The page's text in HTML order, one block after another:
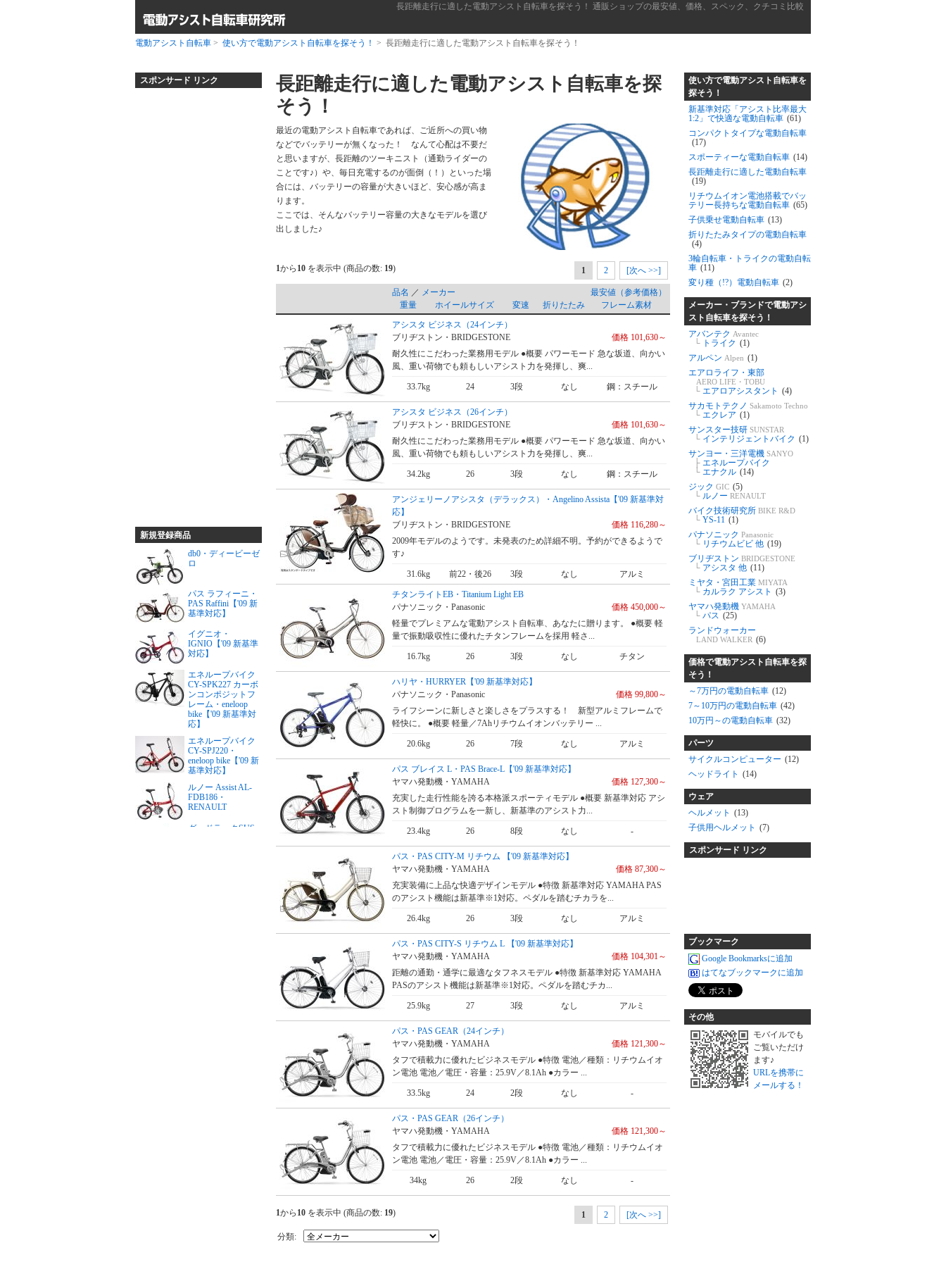
長距離走行に適した電動アシスト自転車を探そう！ 通販ショップの最安値、価格、スペック、クチコミ比較
電動アシスト自転車 > 使い方で電動アシスト自転車を探そう！ > 長距離走行に適した電動アシスト自転車を探そう！
スポンサード リンク
新規登録商品
db0・ディービーゼ
ロ
パス ラフィーニ・
PAS Raffini【'09 新
基準対応】
イグニオ・
IGNIO【'09 新基準
対応】
エネループバイク
CY-SPK227 カーボ
ンコンポジットフ
レーム・eneloop
bike【'09 新基準対
応】
エネループバイク
CY-SPJ220・
eneloop bike【'09 新
基準対応】
ルノー Assist AL-
FDB186・
RENAULT
グッドラックSUS
長距離走行に適した電動アシスト自転車を探
そう！
最近の電動アシスト自転車であれば、ご近所への買い物
などでバッテリーが無くなった！ なんて心配は不要だ
と思いますが、長距離のツーキニスト（通勤ライダーの
ことです♪）や、毎日充電するのが面倒（！）といった場
合には、バッテリーの容量が大きいほど、安心感が高ま
ります。
ここでは、そんなバッテリー容量の大きなモデルを選び
出しました♪
1から 10 を表示中 (商品の数: 19) 1 2 [次へ >>]
品名 ／ メーカー
最安値（参考価格）
重量
ホイールサイズ 変速 折りたたみ
フレーム素材
アシスタ ビジネス（24インチ）
ブリヂストン・BRIDGESTONE
価格 101,630～
耐久性にこだわった業務用モデル ●概要 パワーモード 急な坂道、向かい
風、重い荷物でも頼もしいアシスト力を発揮し、爽...
33.7kg 24 3段 なし 鋼：スチール
アシスタ ビジネス（26インチ）
ブリヂストン・BRIDGESTONE
価格 101,630～
耐久性にこだわった業務用モデル ●概要 パワーモード 急な坂道、向かい
風、重い荷物でも頼もしいアシスト力を発揮し、爽...
34.2kg 26 3段 なし 鋼：スチール
アンジェリーノアシスタ（デラックス）・Angelino Assista【'09 新基準対
応】
ブリヂストン・BRIDGESTONE
価格 116,280～
2009年モデルのようです。未発表のため詳細不明。予約ができるようで
す♪
31.6kg 前22・後26 3段 なし アルミ
チタンライトEB・Titanium Light EB
パナソニック・Panasonic
価格 450,000～
軽量でプレミアムな電動アシスト自転車、あなたに贈ります。 ●概要 軽
量で振動吸収性に優れたチタンフレームを採用 軽さ...
16.7kg 26 3段 なし チタン
ハリヤ・HURRYER【'09 新基準対応】
パナソニック・Panasonic
価格 99,800～
ライフシーンに新しさと楽しさをプラスする！ 新型アルミフレームで
軽快に。 ●概要 軽量／7Ahリチウムイオンバッテリー ...
20.6kg 26 7段 なし アルミ
パス ブレイス L・PAS Brace-L【'09 新基準対応】
ヤマハ発動機・YAMAHA
価格 127,300～
充実した走行性能を誇る本格派スポーティモデル ●概要 新基準対応 アシ
スト制御プログラムを一新し、新基準のアシスト力...
23.4kg 26 8段 なし -
パス・PAS CITY-M リチウム 【'09 新基準対応】
ヤマハ発動機・YAMAHA
価格 87,300～
充実装備に上品な快適デザインモデル ●特徴 新基準対応 YAMAHA PAS
のアシスト機能は新基準※1対応。ペダルを踏むチカラを...
26.4kg 26 3段 なし アルミ
パス・PAS CITY-S リチウム L 【'09 新基準対応】
ヤマハ発動機・YAMAHA
価格 104,301～
距離の通勤・通学に最適なタフネスモデル ●特徴 新基準対応 YAMAHA
PASのアシスト機能は新基準※1対応。ペダルを踏むチカ...
25.9kg 27 3段 なし アルミ
パス・PAS GEAR（24インチ）
ヤマハ発動機・YAMAHA
価格 121,300～
タフで積載力に優れたビジネスモデル ●特徴 電池／種類：リチウムイオ
ン電池 電池／電圧・容量：25.9V／8.1Ah ●カラー ...
33.5kg 24 2段 なし -
パス・PAS GEAR（26インチ）
ヤマハ発動機・YAMAHA
価格 121,300～
タフで積載力に優れたビジネスモデル ●特徴 電池／種類：リチウムイオ
ン電池 電池／電圧・容量：25.9V／8.1Ah ●カラー ...
34kg 26 2段 なし -
1から 10 を表示中 (商品の数: 19) 1 2 [次へ >>]
分類:
使い方で電動アシスト自転車を
探そう！
新基準対応「アシスト比率最大
1:2」で快適な電動自転車 (61)
コンパクトタイプな電動自転車
(17)
スポーティーな電動自転車 (14)
長距離走行に適した電動自転車
(19)
リチウムイオン電池搭載でバッ
テリー長持ちな電動自転車 (65)
子供乗せ電動自転車 (13)
折りたたみタイプの電動自転車
(4)
3輪自転車・トライクの電動自転
車 (11)
変り種（!?）電動自転車 (2)
メーカー・ブランドで電動アシ
スト自転車を探そう！
アバンテク Avantec
└ トライク (1)
アルペン Alpen (1)
エアロライフ・東部
AERO LIFE・TOBU
└ エアロアシスタント (4)
サカモトテクノ Sakamoto Techno
└ エクレア (1)
サンスター技研 SUNSTAR
└ インテリジェントバイク (1)
サンヨー・三洋電機 SANYO
├ エネループバイク
└ エナクル (14)
ジック GIC (5)
└ ルノー RENAULT
バイク技術研究所 BIKE R&D
└ YS-11 (1)
パナソニック Panasonic
└ リチウムビビ 他 (19)
ブリヂストン BRIDGESTONE
└ アシスタ 他 (11)
ミヤタ・宮田工業 MIYATA
└ カルラク アシスト (3)
ヤマハ発動機 YAMAHA
└ パス (25)
ランドウォーカー
LAND WALKER (6)
価格で電動アシスト自転車を探
そう！
～7万円の電動自転車 (12)
7～10万円の電動自転車 (42)
10万円～の電動自転車 (32)
パーツ
サイクルコンピューター (12)
ヘッドライト (14)
ウェア
ヘルメット (13)
子供用ヘルメット (7)
スポンサード リンク
ブックマーク
Google Bookmarksに追加
はてなブックマークに追加
その他
モバイルでも
ご覧いただけ
ます♪
URLを携帯に
メールする！